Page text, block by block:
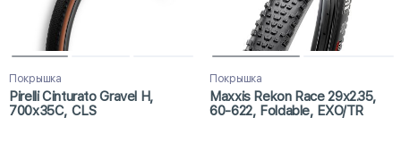
Покрышка
Pirelli Cinturato Gravel H,
700x35C, CLS
Покрышка
Maxxis Rekon Race 29x2.35,
60-622, Foldable, EXO/TR